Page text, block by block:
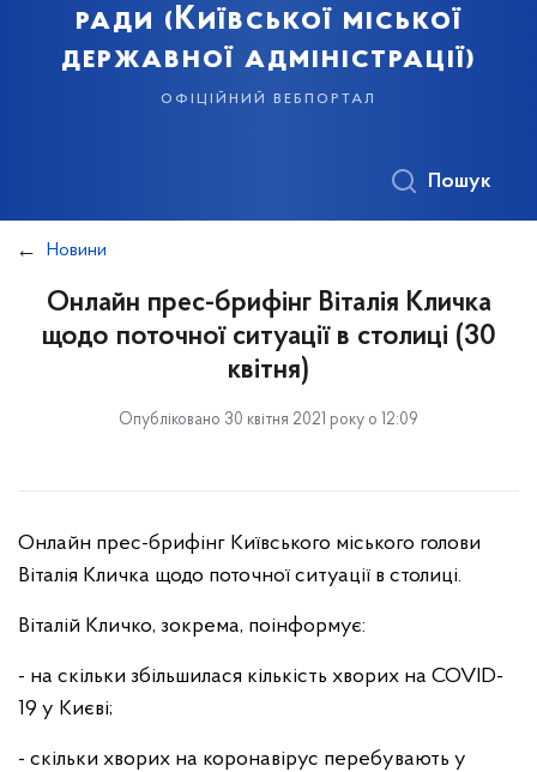
ради (Київської міської
державної адміністрації)
офіційний вебпортал
Пошук
Новини
Онлайн прес-брифінг Віталія Кличка
щодо поточної ситуації в столиці (30
квітня)
Опубліковано 30 квітня 2021 року о 12:09
Онлайн прес-брифінг Київського міського голови
Віталія Кличка щодо поточної ситуації в столиці.
Віталій Кличко, зокрема, поінформує:
- на скільки збільшилася кількість хворих на COVID-
19 у Києві;
- скільки хворих на коронавірус перебувають у